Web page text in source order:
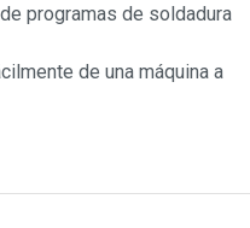
programas de soldadura
de una máquina a